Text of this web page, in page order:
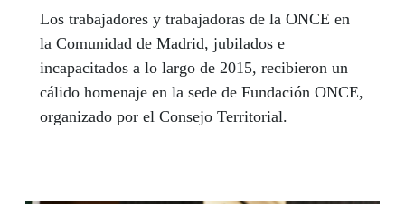
Los trabajadores y trabajadoras de la ONCE en
la Comunidad de Madrid, jubilados e
incapacitados a lo largo de 2015, recibieron un
cálido homenaje en la sede de Fundación ONCE,
organizado por el Consejo Territorial.